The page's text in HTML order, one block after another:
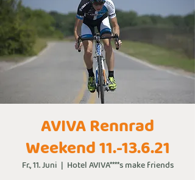
AVIVA Rennrad
Weekend 11.-13.6.21
Fr., 11. Juni
  |
Hotel AVIVA****s make friends